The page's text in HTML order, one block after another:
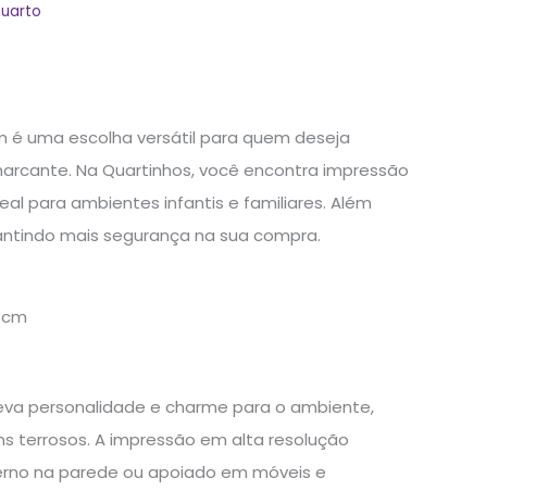
é uma escolha versátil para quem deseja
Na Quartinhos, você encontra impressão
para ambientes infantis e familiares. Além
mais segurança na sua compra.
personalidade e charme para o ambiente,
terrosos. A impressão em alta resolução
na parede ou apoiado em móveis e